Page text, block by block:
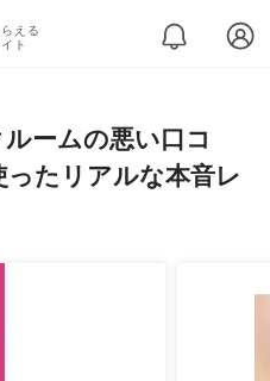
える
ト
ームの悪い口コ
ったリアルな本音レ